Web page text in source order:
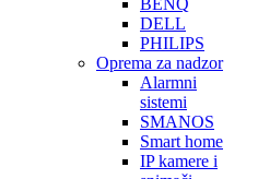
BENQ
DELL
PHILIPS
Oprema za nadzor
Alarmni
sistemi
SMANOS
Smart home
IP kamere i